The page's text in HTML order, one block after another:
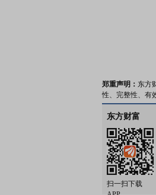
郑重声明： 东方
性、完整性、有
东方财富
扫一扫下载